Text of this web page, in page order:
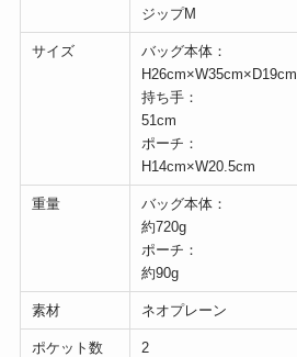
ジップM
サイズ
バッグ本体：
H26cm×W35cm×D19cm
持ち手：
51cm
ポーチ：
H14cm×W20.5cm
重量
バッグ本体：
約720g
ポーチ：
約90g
素材 ネオプレーン
ポケット数 2